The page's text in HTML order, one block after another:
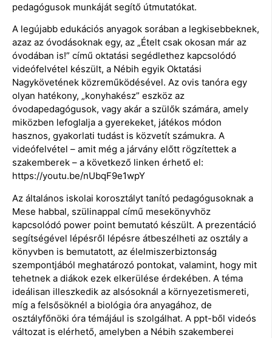
pedagógusok munkáját segítő útmutatókat.
A legújabb edukációs anyagok sorában a legkisebbeknek,
azaz az óvodásoknak egy, az „Ételt csak okosan már az
óvodában is!” című oktatási segédlethez kapcsolódó
videófelvétel készült, a Nébih egyik Oktatási
Nagykövetének közreműködésével. Az ovis tanóra egy
olyan hatékony, „konyhakész” eszköz az
óvodapedagógusok, vagy akár a szülők számára, amely
miközben lefoglalja a gyerekeket, játékos módon
hasznos, gyakorlati tudást is közvetít számukra. A
videófelvétel – amit még a járvány előtt rögzítettek a
szakemberek – a következő linken érhető el:
https://youtu.be/nUbqF9e1wpY
Az általános iskolai korosztályt tanító pedagógusoknak a
Mese habbal, szülinappal című mesekönyvhöz
kapcsolódó power point bemutató készült. A prezentáció
segítségével lépésről lépésre átbeszélheti az osztály a
könyvben is bemutatott, az élelmiszerbiztonság
szempontjából meghatározó pontokat, valamint, hogy mit
tehetnek a diákok ezek elkerülése érdekében. A téma
ideálisan illeszkedik az alsósoknál a környezetismereti,
míg a felsősöknél a biológia óra anyagához, de
osztályfőnöki óra témájául is szolgálhat. A ppt-ből videós
változat is elérhető, amelyben a Nébih szakemberei